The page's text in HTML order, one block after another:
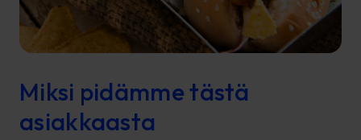
Miksi pidämme tästä
asiakkaasta